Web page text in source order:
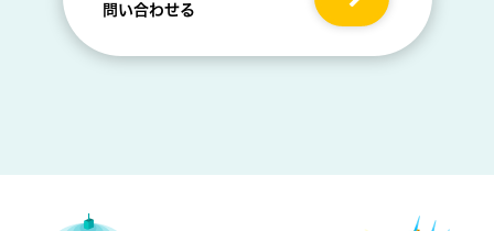
問い合わせる